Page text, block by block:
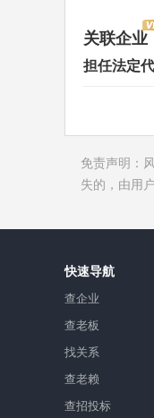
对外投资 1
在外任职 1
所属集团
关联企业
担任法定
免责声明：
失的，由用
快速导航
查企业
查老板
找关系
查老赖
查招投标